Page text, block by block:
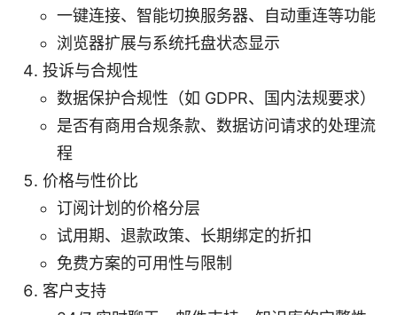
一键连接、智能切换服务器、自动重连等功能
浏览器扩展与系统托盘状态显示
投诉与合规性
数据保护合规性（如 GDPR、国内法规要求）
是否有商用合规条款、数据访问请求的处理流
程
价格与性价比
订阅计划的价格分层
试用期、退款政策、长期绑定的折扣
免费方案的可用性与限制
客户支持